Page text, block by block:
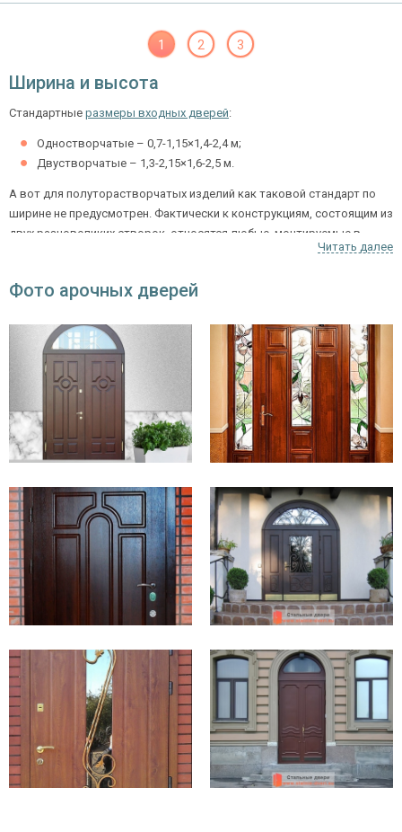
1 2 3
Ширина и высота
Стандартные размеры входных дверей:
Одностворчатые – 0,7-1,15×1,4-2,4 м;
Двустворчатые – 1,3-2,15×1,6-2,5 м.
А вот для полуторастворчатых изделий как таковой стандарт по
ширине не предусмотрен. Фактически к конструкциям, состоящим из
двух разновеликих створок, относятся любые, монтируемые в
проем, который не проходит по стандарту как одинарный или
Металлоконструкции, которые установлены в
местах общественного пользования,
рекомендуется доукомплектовывать
доводчиками
. Это обеспечит мягкое закрывание,
исключит контакт полотна и коробки, продлит
срок службы.
Устанавливаемые на входе блоки нестандартных размеров принято
считать изысканными либо эксклюзивными. Однако это не совсем
верно.
конструкции – это тоже нестандарт. И хоть они не
блещут красотой и не имеют каких-то изысков в отделке,
изготавливают их исключительно на заказ.
Как правило, такие модели имеют глухие боковые вставки и две
щеколды. Ее всегда снабжают петлями, чтобы при необходимости
можно было открыть, увеличив полезную площадь проема. Верхняя
часть закрывается глухой
фрамугой
К нестандартным металлоконструкциям
относятся, например, одностворчатыеарочные
модели DMA-03 и DMA-04, обрамленные по краям
Читать далее
Фото арочных дверей